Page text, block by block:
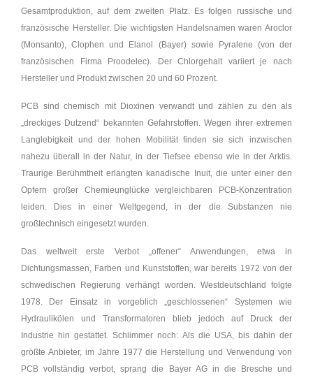
Gesamtproduktion, auf dem zweiten Platz. Es folgen russische und
französische Hersteller. Die wichtigsten Handelsnamen waren Aroclor
(Monsanto), Clophen und Elanol (Bayer) sowie Pyralene (von der
französischen Firma Proodelec). Der Chlorgehalt variiert je nach
Hersteller und Produkt zwischen 20 und 60 Prozent.
PCB sind chemisch mit Dioxinen verwandt und zählen zu den als
„dreckiges Dutzend“ bekannten Gefahrstoffen. Wegen ihrer extremen
Langlebigkeit und der hohen Mobilität finden sie sich inzwischen
nahezu überall in der Natur, in der Tiefsee ebenso wie in der Arktis.
Traurige Berühmtheit erlangten kanadische Inuit, die unter einer den
Opfern großer Chemieunglücke vergleichbaren PCB-Konzentration
leiden. Dies in einer Weltgegend, in der die Substanzen nie
großtechnisch eingesetzt wurden.
Das weltweit erste Verbot „offener“ Anwendungen, etwa in
Dichtungsmassen, Farben und Kunststoffen, war bereits 1972 von der
schwedischen Regierung verhängt worden. Westdeutschland folgte
1978. Der Einsatz in vorgeblich „geschlossenen“ Systemen wie
Hydraulikölen und Transformatoren blieb jedoch auf Druck der
Industrie hin gestattet. Schlimmer noch: Als die USA, bis dahin der
größte Anbieter, im Jahre 1977 die Herstellung und Verwendung von
PCB vollständig verbot, sprang die Bayer AG in die Bresche und